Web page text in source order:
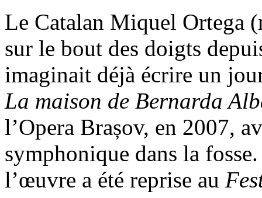
Le Catalan Miquel Ortega
sur le bout des doigts
imaginait déjà écrire un
La maison de Bernarda
l’Opera Brașov, en 2007,
symphonique dans la
l’œuvre a été reprise au